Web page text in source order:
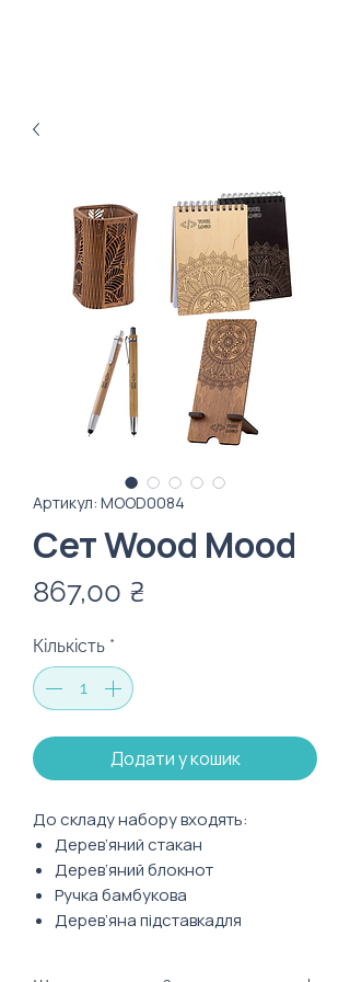
Артикул: MOOD0084
Сет Wood Mood
867,00 ₴
Кількість *
Додати у кошик
До складу набору входять:
Дерев’яний стакан
Дерев’яний блокнот
Ручка бамбукова
Дерев’яна підставкадля